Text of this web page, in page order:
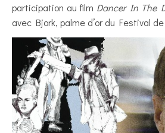
participation au film Dancer In The
avec Bjork, palme d’or du Festival